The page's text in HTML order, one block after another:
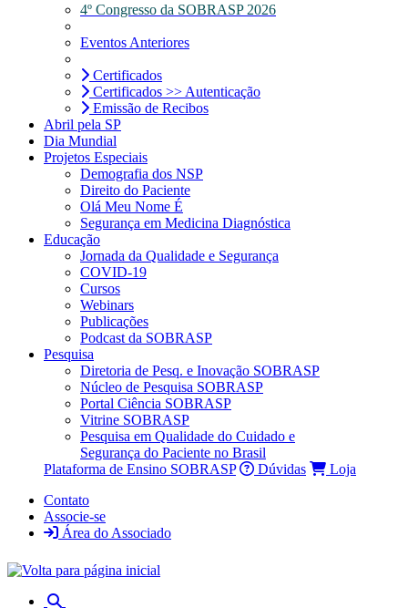
4º Congresso da SOBRASP 2026
Eventos Anteriores
Certificados
Certificados >> Autenticação
Emissão de Recibos
Abril pela SP
Dia Mundial
Projetos Especiais
Demografia dos NSP
Direito do Paciente
Olá Meu Nome É
Segurança em Medicina Diagnóstica
Educação
Jornada da Qualidade e Segurança
COVID-19
Cursos
Webinars
Publicações
Podcast da SOBRASP
Pesquisa
Diretoria de Pesq. e Inovação SOBRASP
Núcleo de Pesquisa SOBRASP
Portal Ciência SOBRASP
Vitrine SOBRASP
Pesquisa em Qualidade do Cuidado e
Segurança do Paciente no Brasil
Plataforma de Ensino SOBRASP
Dúvidas
Loja
Contato
Associe-se
Área do Associado